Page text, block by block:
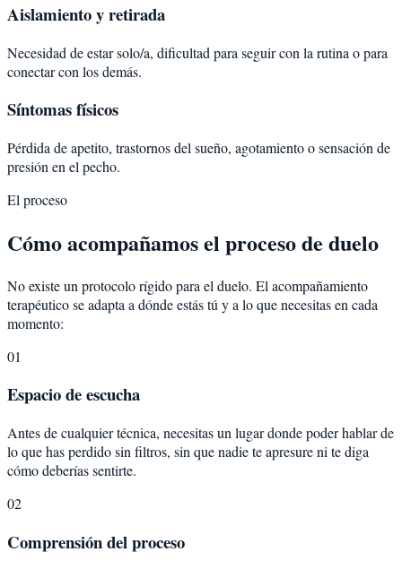
Aislamiento y retirada
Necesidad de estar solo/a, dificultad para seguir con la rutina o para
conectar con los demás.
Síntomas físicos
Pérdida de apetito, trastornos del sueño, agotamiento o sensación de
presión en el pecho.
El proceso
Cómo acompañamos el proceso de duelo
No existe un protocolo rígido para el duelo. El acompañamiento
terapéutico se adapta a dónde estás tú y a lo que necesitas en cada
momento:
01
Espacio de escucha
Antes de cualquier técnica, necesitas un lugar donde poder hablar de
lo que has perdido sin filtros, sin que nadie te apresure ni te diga
cómo deberías sentirte.
02
Comprensión del proceso